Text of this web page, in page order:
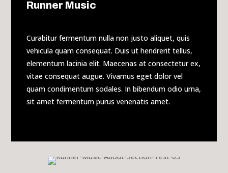
Runner Music
Curabitur fermentum nulla non justo aliquet, quis
vehicula quam consequat. Duis ut hendrerit tellus,
elementum lacinia elit. Maecenas at consectetur ex,
vitae consequat augue. Vivamus eget dolor vel
quam condimentum sodales. In bibendum odio urna,
sit amet fermentum purus venenatis amet.